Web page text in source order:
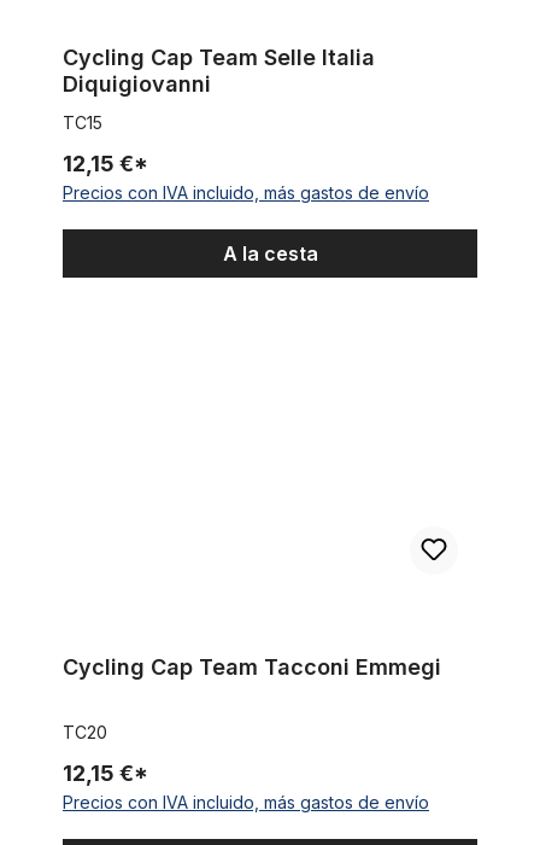
Cycling Cap Team Selle Italia
Diquigiovanni
TC15
12,15 €*
Precios con IVA incluido, más gastos de envío
A la cesta
Cycling Cap Team Tacconi Emmegi
TC20
12,15 €*
Precios con IVA incluido, más gastos de envío